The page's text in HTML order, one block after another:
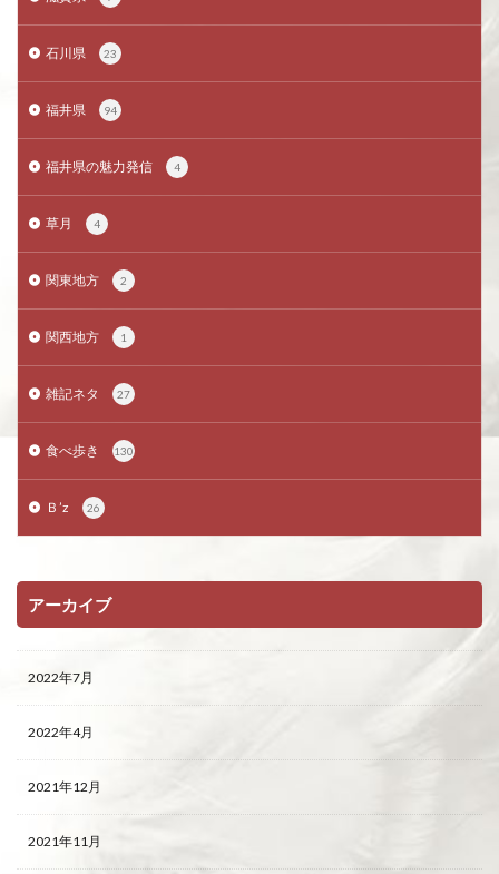
石川県 23
福井県 94
福井県の魅力発信 4
草月 4
関東地方 2
関西地方 1
雑記ネタ 27
食べ歩き 130
Ｂ’z 26
アーカイブ
2022年7月
2022年4月
2021年12月
2021年11月